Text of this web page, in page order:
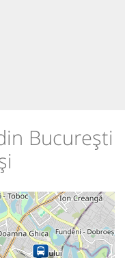
București